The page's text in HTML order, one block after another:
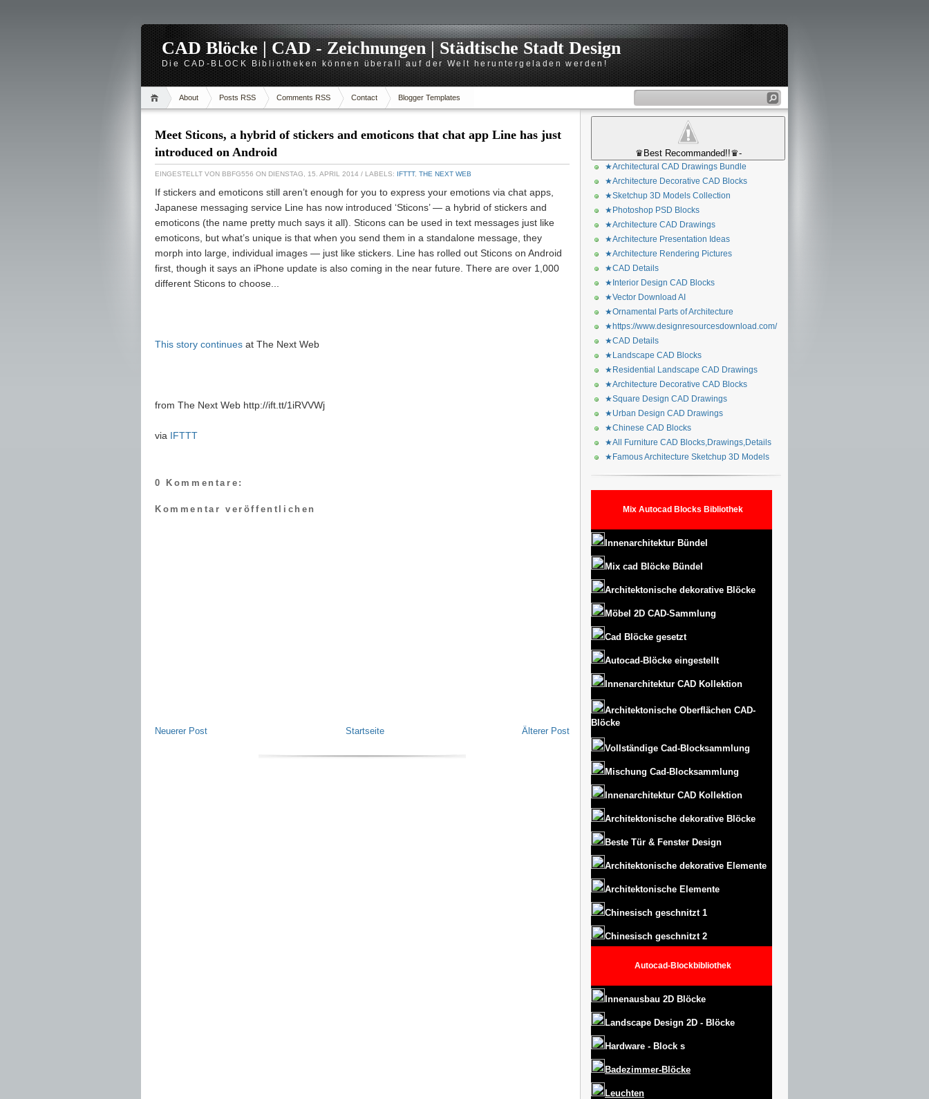
CAD Blöcke | CAD - Zeichnungen | Städtische Stadt Design
Die CAD-BLOCK Bibliotheken können überall auf der Welt heruntergeladen werden!
About Posts RSS Comments RSS Contact Blogger Templates
Meet Sticons, a hybrid of stickers and emoticons that chat app Line has just
introduced on Android
EINGESTELLT VON BBFG556 ON DIENSTAG, 15. APRIL 2014 / LABELS: IFTTT, THE NEXT WEB
If stickers and emoticons still aren’t enough for you to express your emotions via chat apps,
Japanese messaging service Line has now introduced ‘Sticons’ — a hybrid of stickers and
emoticons (the name pretty much says it all). Sticons can be used in text messages just like
emoticons, but what’s unique is that when you send them in a standalone message, they
morph into large, individual images — just like stickers. Line has rolled out Sticons on Android
first, though it says an iPhone update is also coming in the near future. There are over 1,000
different Sticons to choose...
This story continues at The Next Web
from The Next Web http://ift.tt/1iRVVWj
via IFTTT
0 Kommentare:
Kommentar veröffentlichen
Neuerer Post Älterer Post
Startseite
♛Best Recommanded!!♛-
★Architectural CAD Drawings Bundle
★Architecture Decorative CAD Blocks
★Sketchup 3D Models Collection
★Photoshop PSD Blocks
★Architecture CAD Drawings
★Architecture Presentation Ideas
★Architecture Rendering Pictures
★CAD Details
★Interior Design CAD Blocks
★Vector Download AI
★Ornamental Parts of Architecture
★https://www.designresourcesdownload.com/
★CAD Details
★Landscape CAD Blocks
★Residential Landscape CAD Drawings
★Architecture Decorative CAD Blocks
★Square Design CAD Drawings
★Urban Design CAD Drawings
★Chinese CAD Blocks
★All Furniture CAD Blocks,Drawings,Details
★Famous Architecture Sketchup 3D Models
Mix Autocad Blocks Bibliothek
Innenarchitektur Bündel
Mix cad Blöcke Bündel
Architektonische dekorative Blöcke
Möbel 2D CAD-Sammlung
Cad Blöcke gesetzt
Autocad-Blöcke eingestellt
Innenarchitektur CAD Kollektion
Architektonische Oberflächen CAD-
Blöcke
Vollständige Cad-Blocksammlung
Mischung Cad-Blocksammlung
Innenarchitektur CAD Kollektion
Architektonische dekorative Blöcke
Beste Tür & Fenster Design
Architektonische dekorative Elemente
Architektonische Elemente
Chinesisch geschnitzt 1
Chinesisch geschnitzt 2
Autocad-Blockbibliothek
Innenausbau 2D Blöcke
Landscape Design 2D - Blöcke
Hardware - Block s
Badezimmer-Blöcke
Leuchten